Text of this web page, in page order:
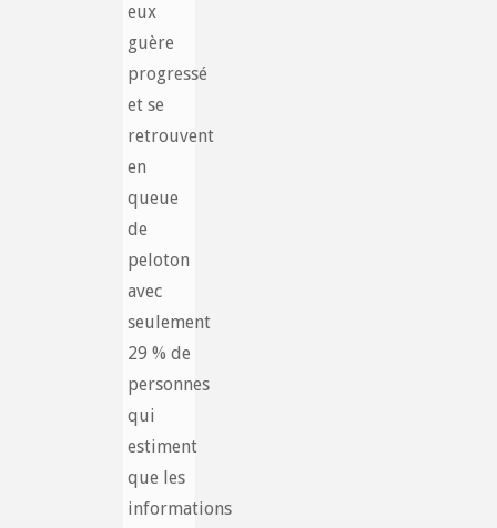
eux
guère
progressé
et se
retrouvent
en
queue
de
peloton
avec
seulement
29 % de
personnes
qui
estiment
que les
informations